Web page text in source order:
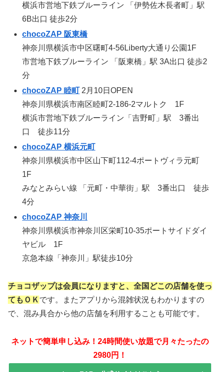
横浜市営地下鉄ブルーライン 「伊勢佐木長者町」駅
6B出口 徒歩2分
chocoZAP 阪東橋
神奈川県横浜市中区曙町4-56Liberty大通り公園1F
市営地下鉄ブルーライン 「阪東橋」駅 3A出口 徒歩2
分
chocoZAP 睦町2月10日OPEN
神奈川県横浜市南区睦町2-186-2マルトク 1F
横浜市営地下鉄ブルーライン「吉野町」駅 3番出
口 徒歩11分
chocoZAP 横浜元町
神奈川県横浜市中区山下町112-4ポートヴィラ元町
1F
みなとみらい線 「元町・中華街」駅 3番出口 徒歩
4分
chocoZAP 神奈川
神奈川県横浜市神奈川区栄町10-35ポートサイドダイ
ヤビル 1F
京急本線「神奈川」駅徒歩10分
チョコザップは会員になりますと、全国どこの店舗を使っ
てもＯＫ です。またアプリから混雑状況もわかりますの
で、混み具合から他の店舗を利用することも可能です。
ネットで簡単申し込み！24時間使い放題で月々たったの
2980円！